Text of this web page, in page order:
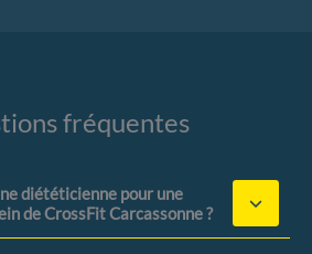
fréquentes
diététicienne pour une
de CrossFit Carcassonne ?